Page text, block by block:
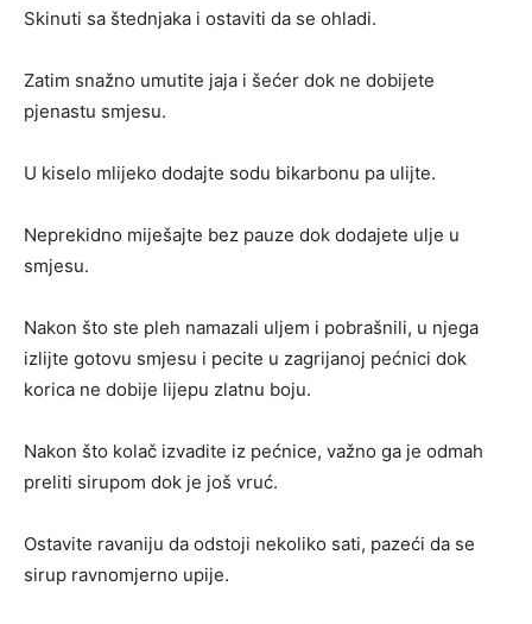
Skinuti sa štednjaka i ostaviti da se ohladi.
Zatim snažno umutite jaja i šećer dok ne dobijete
pjenastu smjesu.
U kiselo mlijeko dodajte sodu bikarbonu pa ulijte.
Neprekidno miješajte bez pauze dok dodajete ulje u
smjesu.
Nakon što ste pleh namazali uljem i pobrašnili, u njega
izlijte gotovu smjesu i pecite u zagrijanoj pećnici dok
korica ne dobije lijepu zlatnu boju.
Nakon što kolač izvadite iz pećnice, važno ga je odmah
preliti sirupom dok je još vruć.
Ostavite ravaniju da odstoji nekoliko sati, pazeći da se
sirup ravnomjerno upije.